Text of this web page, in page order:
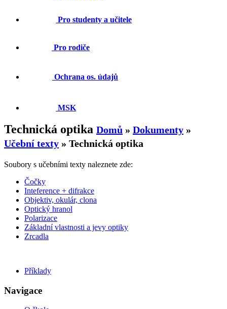
Pro studenty a učitele
Pro rodiče
Ochrana os. údajů
MSK
Technická optika Domů » Dokumenty »
Učební texty » Technická optika
Soubory s učebními texty naleznete zde:
Čočky
Inteference + difrakce
Objektiv, okulár, clona
Optický hranol
Polarizace
Základní vlastnosti a jevy optiky
Zrcadla
Příklady
Navigace